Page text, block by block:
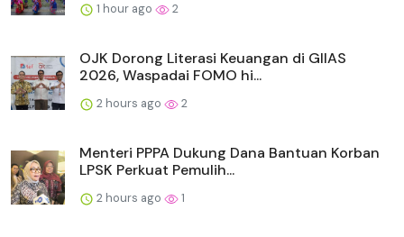
1 hour ago 2
OJK Dorong Literasi Keuangan di GIIAS
2026, Waspadai FOMO hi...
2 hours ago 2
Menteri PPPA Dukung Dana Bantuan Korban
LPSK Perkuat Pemulih...
2 hours ago 1